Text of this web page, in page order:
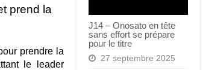
J14 – Onosato en tête
sans effort se prépare
pour le titre
27 septembre 2025
prend la
prendre la
le leader